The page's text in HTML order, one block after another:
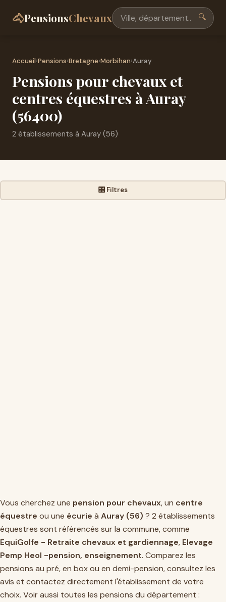
🐴PensionsChevaux 🔍
Accueil›Pensions›Bretagne›Morbihan›Auray
Pensions pour chevaux et
centres équestres à Auray
(56400)
2 établissements à Auray (56)
🎛️ Filtres
Vous cherchez une pension pour chevaux, un centre
équestre ou une écurie à Auray (56) ? 2 établissements
équestres sont référencés sur la commune, comme
EquiGolfe - Retraite chevaux et gardiennage, Elevage
Pemp Heol -pension, enseignement. Comparez les
pensions au pré, en box ou en demi-pension, consultez les
avis et contactez directement l'établissement de votre
choix. Voir aussi toutes les pensions du département :